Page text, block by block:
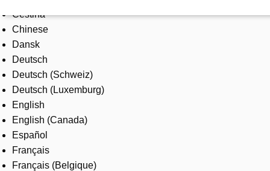
Products & Solutions
Industries
Services
About us
Where to buy
Contact us
Careers
Čeština
Chinese
Dansk
Deutsch
Deutsch (Schweiz)
Deutsch (Luxemburg)
English
English (Canada)
Español
Français
Français (Belgique)